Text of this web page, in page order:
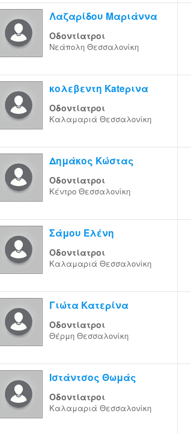
Λαζαρίδου Μαριάννα
Οδοντίατροι
Νεάπολη Θεσσαλονίκη
κολεβεντη Kateρινα
Οδοντίατροι
Καλαμαριά Θεσσαλονίκη
Δημάκος Κώστας
Οδοντίατροι
Κέντρο Θεσσαλονίκη
Σάμου Ελένη
Οδοντίατροι
Καλαμαριά Θεσσαλονίκη
Γιώτα Κατερίνα
Οδοντίατροι
Θέρμη Θεσσαλονίκη
Ιστάντσος Θωμάς
Οδοντίατροι
Καλαμαριά Θεσσαλονίκη